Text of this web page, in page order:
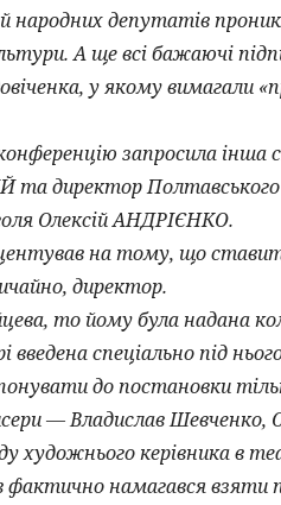
депутатів
А ще всі бажаючі
у якому
запросила
та директор Полтавського
Олексій АНДРІЄНКО.
на тому, що
директор.
то йому була надана
спеціально під
до постановки
— Владислав Шевченко,
художнього керівника в
фактично намагався